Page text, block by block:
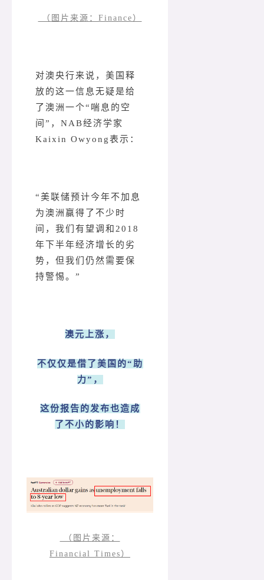
（图片来源：Finance）
对澳央行来说，美国释
放的这一信息无疑是给
了澳洲一个“喘息的空
间”，NAB经济学家
Kaixin Owyong表示：
“美联储预计今年不加息
为澳洲赢得了不少时
间，我们有望调和2018
年下半年经济增长的劣
势，但我们仍然需要保
持警惕。”
澳元上涨，
不仅仅是借了美国的“助
力”，
这份报告的发布也造成
了不小的影响！
（图片来源：
Financial Times）